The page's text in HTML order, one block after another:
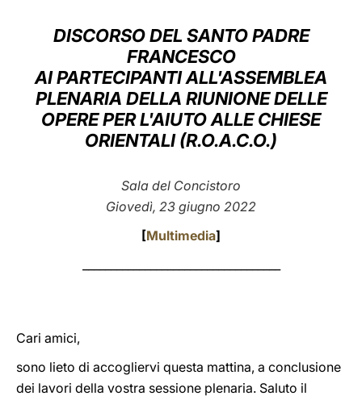
LATINE
DISCORSO DEL SANTO PADRE
FRANCESCO
AI PARTECIPANTI ALL'ASSEMBLEA
PLENARIA DELLA RIUNIONE DELLE
OPERE PER L'AIUTO ALLE CHIESE
ORIENTALI (R.O.A.C.O.)
Sala del Concistoro
Giovedì, 23 giugno 2022
[Multimedia]
Cari amici,
sono lieto di accogliervi questa mattina, a conclusione
dei lavori della vostra sessione plenaria. Saluto il